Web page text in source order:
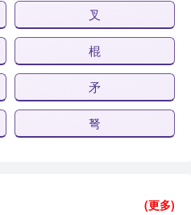
叉
棍
矛
弩
(更多)